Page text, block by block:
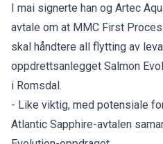
I mai signerte han og Artec
avtale om at MMC First
skal håndtere all flytting av
oppdrettsanlegget Salmon
i Romsdal.
- Like viktig, med potensiale
Atlantic Sapphire-avtalen